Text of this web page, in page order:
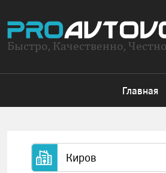
Быстро, Качественно, Честно
Главная